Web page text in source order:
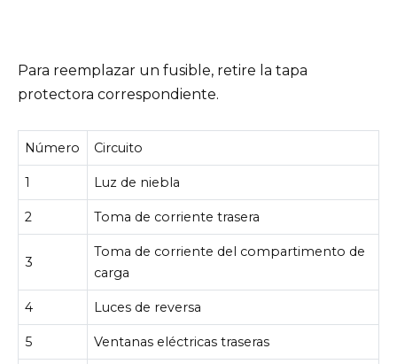
Para reemplazar un fusible, retire la tapa
protectora correspondiente.
Número Circuito
1 Luz de niebla
2 Toma de corriente trasera
3
Toma de corriente del compartimento de
carga
4 Luces de reversa
5 Ventanas eléctricas traseras